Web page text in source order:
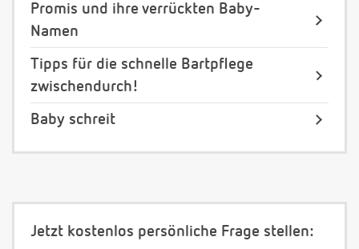
Promis und ihre verrückten Baby-
Namen
Tipps für die schnelle Bartpflege
zwischendurch!
Baby schreit
Jetzt kostenlos persönliche Frage stellen: